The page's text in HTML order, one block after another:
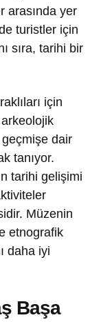
arasında yer
turistler için
sıra, tarihi bir
için
dair
tanıyor.
tarihi gelişimi
Müzenin
etnografik
daha iyi
Başa